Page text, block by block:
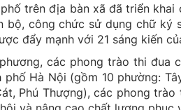
trên địa bàn xã đã triển
bộ, công chức sử dụng chữ
đẩy mạnh với 21 sáng kiến
các phong trào thi đua
Hà Nội (gồm 10 phường:
Phú Thượng), các phong